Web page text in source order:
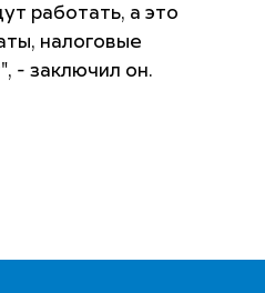
работать, а это
налоговые
- заключил он.